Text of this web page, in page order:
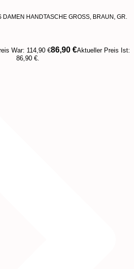
DAMEN HANDTASCHE GROSS, BRAUN, GR.
War: 114,90 €86,90 €Aktueller Preis Ist:
86,90 €.